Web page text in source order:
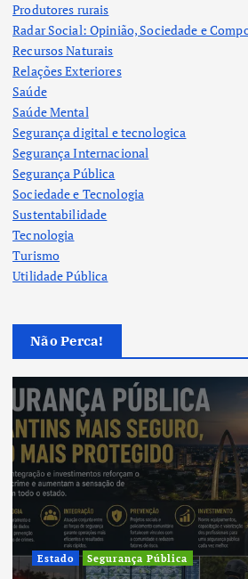
Produtores rurais
Radar Social: Opinião, Sociedade e
Recursos Naturais
Relações Exteriores
Saúde
Saúde Mental
Segurança digital e tecnologica
Segurança Internacional
Segurança Pública
Sociedade e Tecnologia
Sustentabilidade
Tecnologia
Turismo
Utilidade Pública
Não Perca!
Estado Segurança Pública